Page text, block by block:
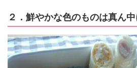
２．鮮やかな色のものは真ん